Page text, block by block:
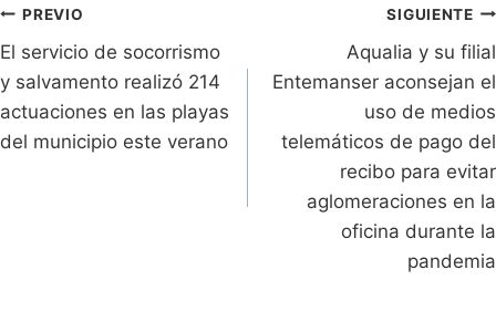
dl
y
k p
k
Navegación
de
entradas
PREVIO
El servicio de socorrismo
y salvamento realizó 214
actuaciones en las playas
del municipio este verano
SIGUIENTE
Aqualia y su filial
Entemanser aconsejan el
uso de medios
telemáticos de pago del
recibo para evitar
aglomeraciones en la
oficina durante la
pandemia